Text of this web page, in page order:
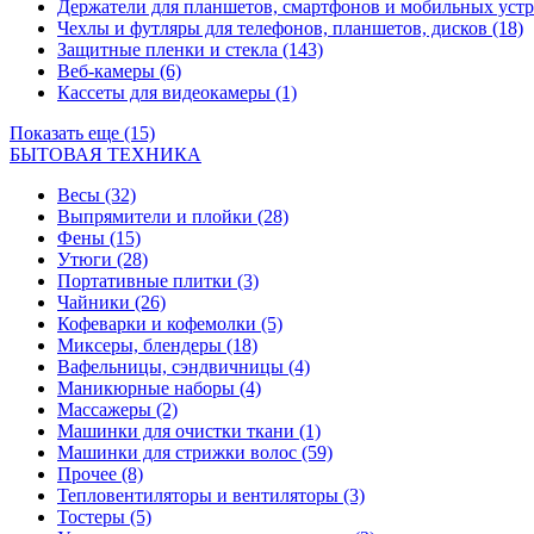
Держатели для планшетов, смартфонов и мобильных
Чехлы и футляры для телефонов, планшетов, дисков (18)
Защитные пленки и стекла (143)
Веб-камеры (6)
Кассеты для видеокамеры (1)
Показать еще (15)
БЫТОВАЯ ТЕХНИКА
Весы (32)
Выпрямители и плойки (28)
Фены (15)
Утюги (28)
Портативные плитки (3)
Чайники (26)
Кофеварки и кофемолки (5)
Миксеры, блендеры (18)
Вафельницы, сэндвичницы (4)
Маникюрные наборы (4)
Массажеры (2)
Машинки для очистки ткани (1)
Машинки для стрижки волос (59)
Прочее (8)
Тепловентиляторы и вентиляторы (3)
Тостеры (5)